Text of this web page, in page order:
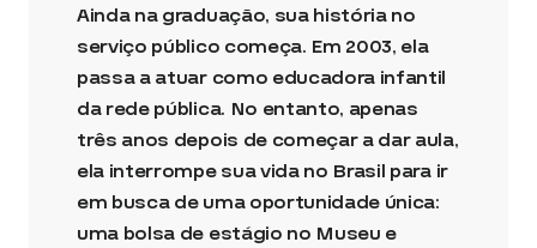
Ainda na graduação, sua história no
serviço público começa. Em 2003, ela
passa a atuar como educadora infantil
da rede pública. No entanto, apenas
três anos depois de começar a dar aula,
ela interrompe sua vida no Brasil para ir
em busca de uma oportunidade única:
uma bolsa de estágio no Museu e